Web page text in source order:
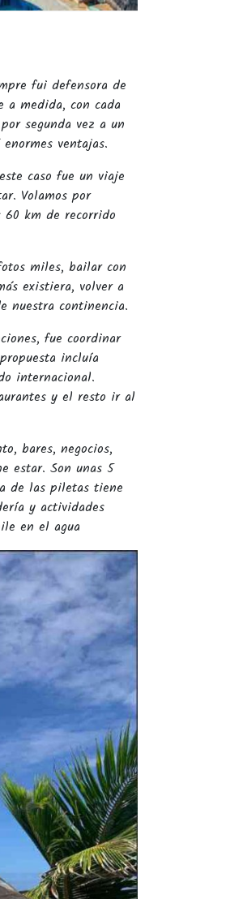
fui defensora de
a medida, con cada
segunda vez a un
ventajas.
caso fue un viaje
Volamos por
km de recorrido
miles, bailar con
existiera, volver a
nuestra continencia.
fue coordinar
incluía
internacional.
y el resto ir al
bares, negocios,
estar. Son unas 5
de las piletas tiene
y actividades
en el agua